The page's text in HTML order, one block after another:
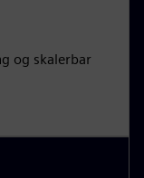
og skalerbar